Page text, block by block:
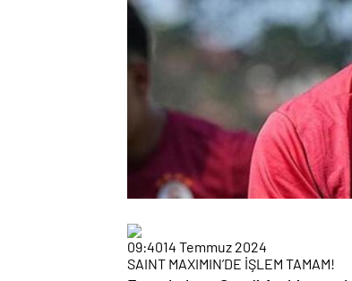
09:4014 Temmuz 2024
SAINT MAXIMIN’DE İŞLEM TAMAM!